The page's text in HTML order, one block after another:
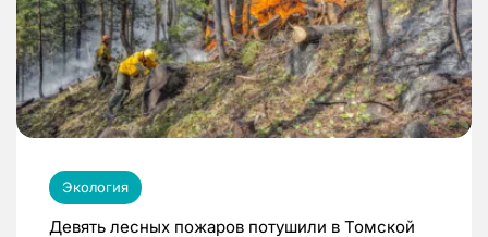
Экология
Девять лесных пожаров потушили в Томской